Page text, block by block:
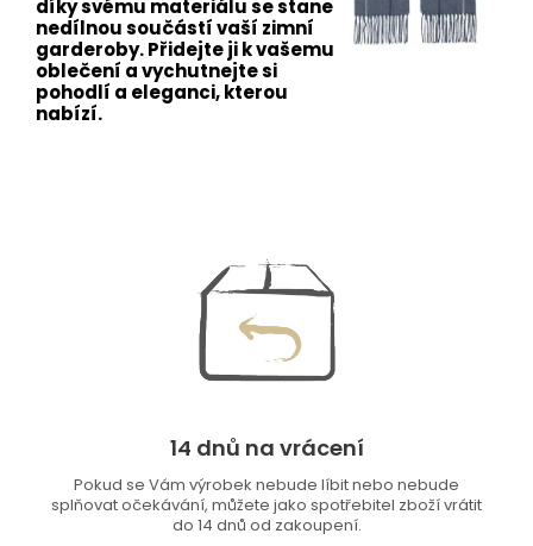
díky svému materiálu se stane
nedílnou součástí vaší zimní
garderoby. Přidejte ji k vašemu
oblečení a vychutnejte si
pohodlí a eleganci, kterou
nabízí.
14 dnů na vrácení
Pokud se Vám výrobek nebude líbit nebo nebude
splňovat očekávání, můžete jako spotřebitel zboží vrátit
do 14 dnů od zakoupení.